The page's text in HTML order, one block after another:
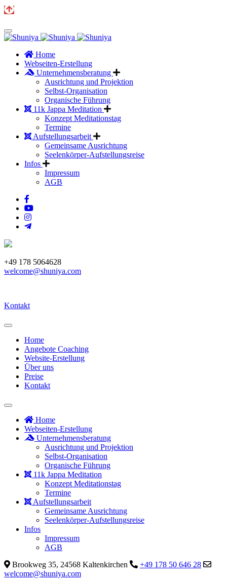
Home
Webseiten-Erstellung
Unternehmensberatung
Ausrichtung und Projektion
Selbst-Organisation
Organische Führung
11k Jappa Meditation
Konzept Meditationstag
Termine
Aufstellungsarbeit
Gemeinsame Ausrichtung
Seelenkörper-Aufstellungsreise
Infos
Impressum
AGB
+49 178 5064628
welcome@shuniya.com
Kontakt
Home
Angebote Coaching
Website-Erstellung
Über uns
Preise
Kontakt
Home
Webseiten-Erstellung
Unternehmensberatung
Ausrichtung und Projektion
Selbst-Organisation
Organische Führung
11k Jappa Meditation
Konzept Meditationstag
Termine
Aufstellungsarbeit
Gemeinsame Ausrichtung
Seelenkörper-Aufstellungsreise
Infos
Impressum
AGB
Brookweg 35, 24568 Kaltenkirchen
+49 178 50 646 28
welcome@shuniya.com